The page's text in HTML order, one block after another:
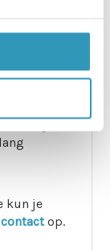
je
kun je
contactop.